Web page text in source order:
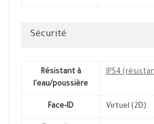
Sécurité
Résistant à
l'eau/poussière
IP54
Face-ID Virtuel (2D)